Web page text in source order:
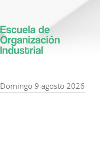
Domingo 9 agosto 2026